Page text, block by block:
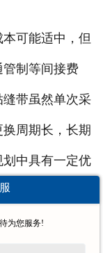
可能适中，但
制等间接费
带虽然单次采
周期长，长期
中具有一定优
封稳定性、施
为您服务!